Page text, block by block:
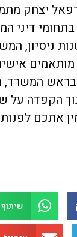
יצחק
דיני
למעלה מ-15 שנות
המשרד,
הקפדה על
אתכם לפנות